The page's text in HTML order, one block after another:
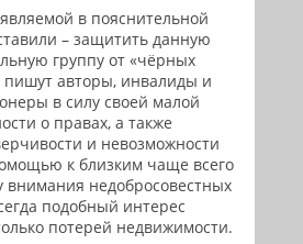
в пояснительной
– защитить данную
группу от «чёрных
пишут авторы, инвалиды и
в силу своей малой
о правах, а также
и невозможности
к близким чаще всего
внимания недобросовестных
подобный интерес
потерей недвижимости.